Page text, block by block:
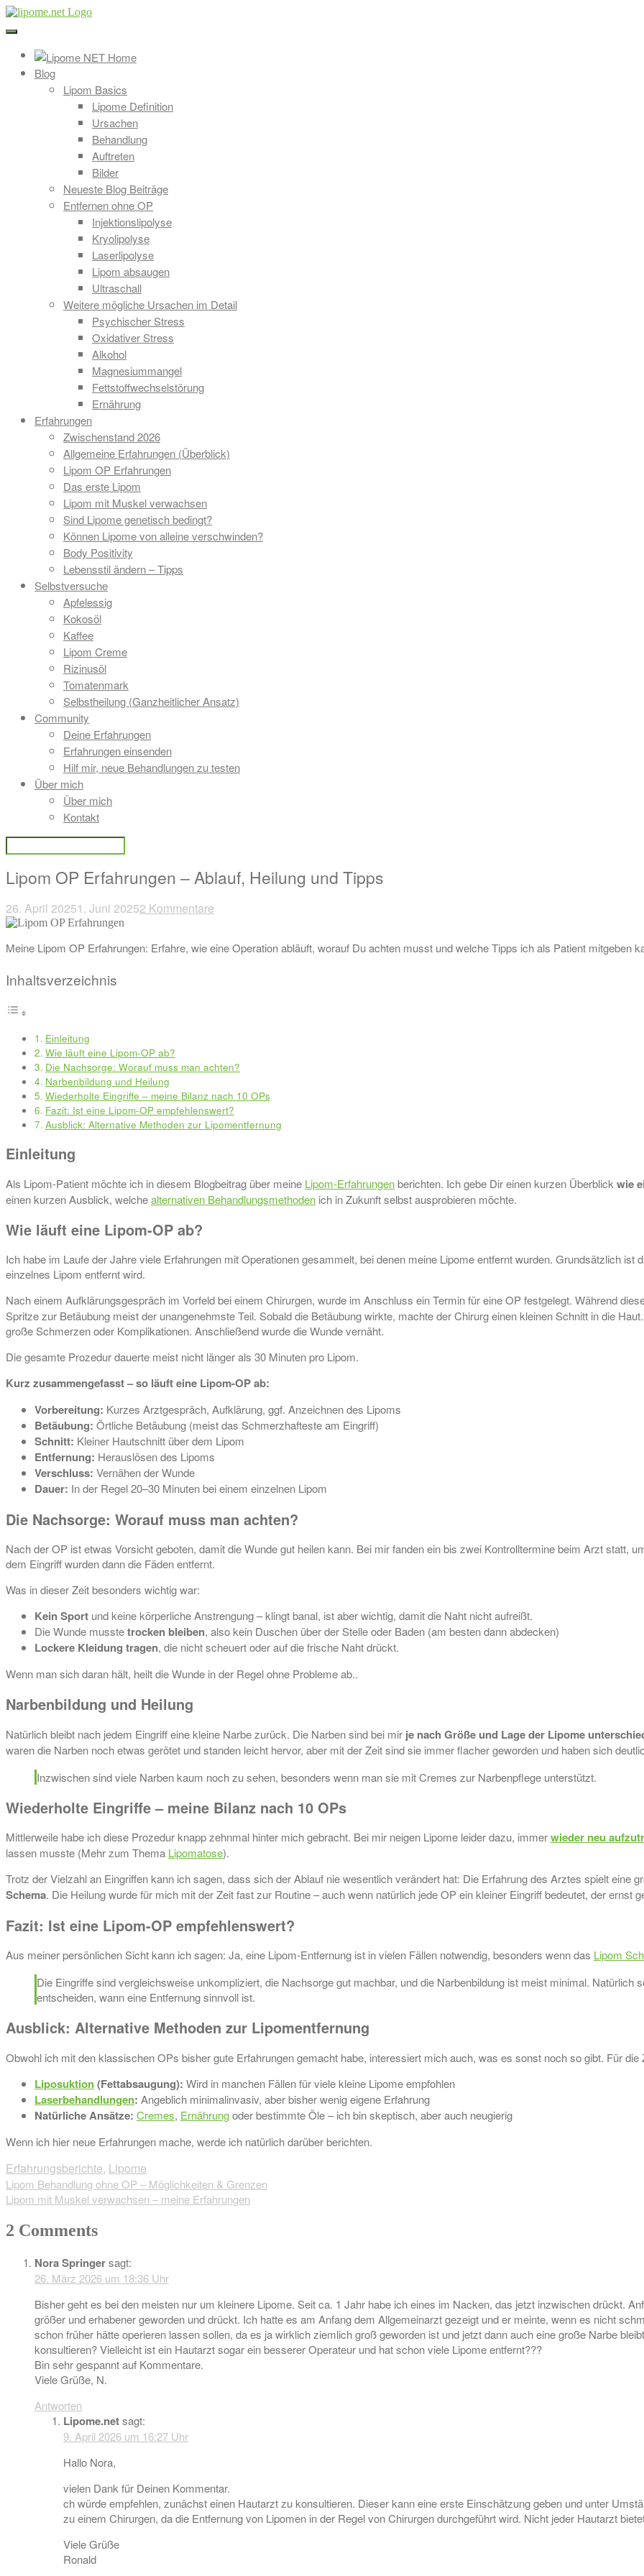
Direkt
Inhalt
Blog
Lipom Basics
Lipome Definition
Ursachen
Behandlung
Auftreten
Bilder
Neueste Blog Beiträge
Entfernen ohne OP
Injektionslipolyse
Kryolipolyse
Laserlipolyse
Lipom absaugen
Ultraschall
Weitere mögliche Ursachen im Detail
Psychischer Stress
Oxidativer Stress
Alkohol
Magnesiummangel
Fettstoffwechselstörung
Ernährung
Erfahrungen
Zwischenstand 2026
Allgemeine Erfahrungen (Überblick)
Lipom OP Erfahrungen
Das erste Lipom
Lipom mit Muskel verwachsen
Sind Lipome genetisch bedingt?
Können Lipome von alleine verschwinden?
Body Positivity
Lebensstil ändern – Tipps
Selbstversuche
Apfelessig
Kokosöl
Kaffee
Lipom Creme
Rizinusöl
Tomatenmark
Selbstheilung (Ganzheitlicher Ansatz)
Community
Deine Erfahrungen
Erfahrungen einsenden
Hilf mir, neue Behandlungen zu testen
Über mich
Über mich
Kontakt
Lipom OP Erfahrungen – Ablauf, Heilung und Tipps
26. April 20251. Juni 20252 Kommentare
Beitragsnavigation
Meine Lipom OP Erfahrungen: Erfahre, wie eine Operation abläuft, worauf Du achten musst und welche Tipps ich als Patient mitgeben
Inhaltsverzeichnis
Einleitung
Wie läuft eine Lipom-OP ab?
Die Nachsorge: Worauf muss man achten?
Narbenbildung und Heilung
Wiederholte Eingriffe – meine Bilanz nach 10 OPs
Fazit: Ist eine Lipom-OP empfehlenswert?
Ausblick: Alternative Methoden zur Lipomentfernung
Einleitung
Als Lipom-Patient möchte ich in diesem Blogbeitrag über meine Lipom-Erfahrungenberichten. Ich gebe Dir einen kurzen Überblick wie
einen kurzen Ausblick, welchealternativen Behandlungsmethoden ich in Zukunft selbst ausprobieren möchte.
Wie läuft eine Lipom-OP ab?
Ich habe im Laufe der Jahre viele Erfahrungen mit Operationen gesammelt, bei denen meine Lipome entfernt wurden. Grundsätzlich
einzelnes Lipom entfernt wird.
Nach einem Aufklärungsgespräch im Vorfeld bei einem Chirurgen, wurde im Anschluss ein Termin für eine OP festgelegt. Während
Spritze zur Betäubung meist der unangenehmste Teil. Sobald die Betäubung wirkte, machte der Chirurg einen kleinen Schnitt in die
große Schmerzen oder Komplikationen. Anschließend wurde die Wunde vernäht.
Die gesamte Prozedur dauerte meist nicht länger als 30 Minuten pro Lipom.
Kurz zusammengefasst – so läuft eine Lipom-OP ab:
Vorbereitung: Kurzes Arztgespräch, Aufklärung, ggf. Anzeichnen des Lipoms
Betäubung: Örtliche Betäubung (meist das Schmerzhafteste am Eingriff)
Schnitt: Kleiner Hautschnitt über dem Lipom
Entfernung: Herauslösen des Lipoms
Verschluss: Vernähen der Wunde
Dauer: In der Regel 20–30 Minuten bei einem einzelnen Lipom
Die Nachsorge: Worauf muss man achten?
Nach der OP ist etwas Vorsicht geboten, damit die Wunde gut heilen kann. Bei mir fanden ein bis zwei Kontrolltermine beim Arzt statt,
dem Eingriff wurden dann die Fäden entfernt.
Was in dieser Zeit besonders wichtig war:
Kein Sport und keine körperliche Anstrengung – klingt banal, ist aber wichtig, damit die Naht nicht aufreißt.
Die Wunde musstetrocken bleiben, also kein Duschen über der Stelle oder Baden (am besten dann abdecken)
Lockere Kleidung tragen, die nicht scheuert oder auf die frische Naht drückt.
Wenn man sich daran hält, heilt die Wunde in der Regel ohne Probleme ab..
Narbenbildung und Heilung
Natürlich bleibt nach jedem Eingriff eine kleine Narbe zurück. Die Narben sind bei mir je nach Größe und Lage der Lipome
waren die Narben noch etwas gerötet und standen leicht hervor, aber mit der Zeit sind sie immer flacher geworden und haben sich
Inzwischen sind viele Narben kaum noch zu sehen, besonders wenn man sie mit Cremes zur Narbenpflege unterstützt.
Wiederholte Eingriffe – meine Bilanz nach 10 OPs
Mittlerweile habe ich diese Prozedur knapp zehnmal hinter mich gebracht. Bei mir neigen Lipome leider dazu, immerwieder neu
lassen musste (Mehr zum Thema Lipomatose).
Trotz der Vielzahl an Eingriffen kann ich sagen, dass sich der Ablauf nie wesentlich verändert hat: Die Erfahrung des Arztes spielt eine
Schema. Die Heilung wurde für mich mit der Zeit fast zur Routine – auch wenn natürlich jede OP ein kleiner Eingriff bedeutet, der ernst
Fazit: Ist eine Lipom-OP empfehlenswert?
Aus meiner persönlichen Sicht kann ich sagen: Ja, eine Lipom-Entfernung ist in vielen Fällen notwendig, besonders wenn das Lipom
Die Eingriffe sind vergleichsweise unkompliziert, die Nachsorge gut machbar, und die Narbenbildung ist meist minimal.
entscheiden, wann eine Entfernung sinnvoll ist.
Ausblick: Alternative Methoden zur Lipomentfernung
Obwohl ich mit den klassischen OPs bisher gute Erfahrungen gemacht habe, interessiert mich auch, was es sonst noch so gibt. Für
Liposuktion(Fettabsaugung): Wird in manchen Fällen für viele kleine Lipome empfohlen
Laserbehandlungen: Angeblich minimalinvasiv, aber bisher wenig eigene Erfahrung
Natürliche Ansätze: Cremes, Ernährungoder bestimmte Öle – ich bin skeptisch, aber auch neugierig
Wenn ich hier neue Erfahrungen mache, werde ich natürlich darüber berichten.
Erfahrungsberichte, Lipome
Beitragsnavigation
Lipom Behandlung ohne OP – Möglichkeiten & Grenzen
Lipom mit Muskel verwachsen – meine Erfahrungen
2 Comments
Nora Springersagt:
26. März 2026 um 18:36 Uhr
Bisher geht es bei den meisten nur um kleinere Lipome. Seit ca. 1 Jahr habe ich eines im Nacken, das jetzt inzwischen drückt.
größer und erhabener geworden und drückt. Ich hatte es am Anfang dem Allgemeinarzt gezeigt und er meinte, wenn es nicht
schon früher hätte operieren lassen sollen, da es ja wirklich ziemlich groß geworden ist und jetzt dann auch eine große Narbe
konsultieren? Vielleicht ist ein Hautarzt sogar ein besserer Operateur und hat schon viele Lipome entfernt???
Bin sehr gespannt auf Kommentare.
Viele Grüße, N.
Antworten
Lipome.netsagt:
9. April 2026 um 16:27 Uhr
Hallo Nora,
vielen Dank für Deinen Kommentar.
ch würde empfehlen, zunächst einen Hautarzt zu konsultieren. Dieser kann eine erste Einschätzung geben und unter
zu einem Chirurgen, da die Entfernung von Lipomen in der Regel von Chirurgen durchgeführt wird. Nicht jeder Hautarzt
Viele Grüße
Ronald